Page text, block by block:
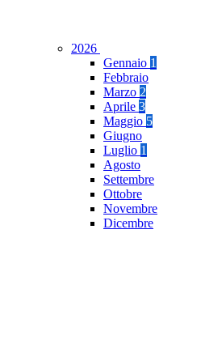
2026
Gennaio 1
Febbraio
Marzo 2
Aprile 3
Maggio 5
Giugno
Luglio 1
Agosto
Settembre
Ottobre
Novembre
Dicembre